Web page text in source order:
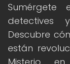
detectives
Descubre
están